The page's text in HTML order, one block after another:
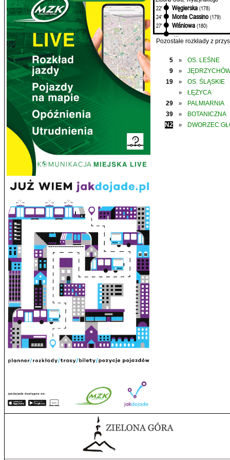
22' Węgierska (178)
24'
Monte Cassino (179)
27'
Wiśniowa (180)
...
Pozostałe rozkłady z
5 »
OS. LEŚNE
9
»
19
» OS. ŚLĄSKIE
»
ŁĘŻYCA
29
»
PALMIARNIA
39
»
BOTANICZNA
N2
» DWORZEC